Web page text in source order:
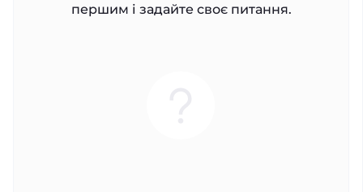
першим і задайте своє питання.